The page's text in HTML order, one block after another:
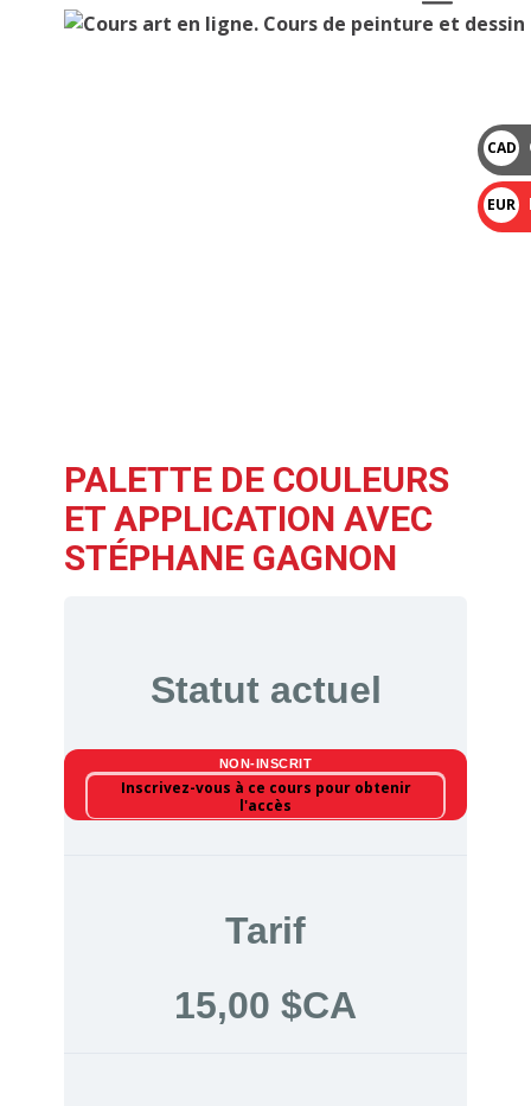
PALETTE DE COULEURS
ET APPLICATION AVEC
STÉPHANE GAGNON
Statut actuel
NON-INSCRIT
Inscrivez-vous à ce cours pour obtenir
l'accès
Tarif
15,00 $CA
CAD
$
EUR
€